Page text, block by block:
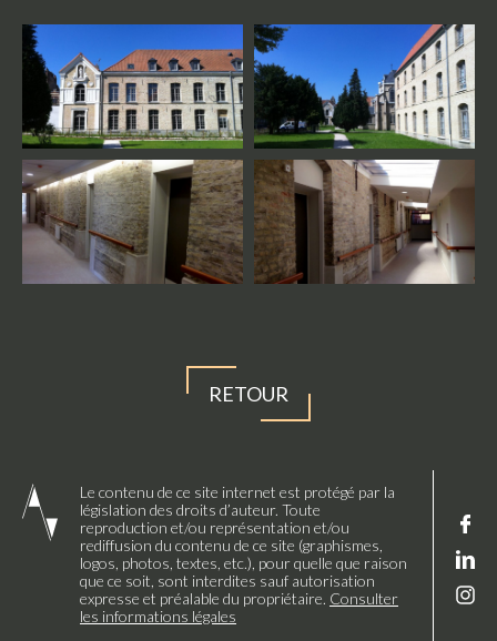
RETOUR
Le contenu de ce site internet est protégé par la
législation des droits d’auteur. Toute
reproduction et/ou représentation et/ou
rediffusion du contenu de ce site (graphismes,
logos, photos, textes, etc.), pour quelle que raison
que ce soit, sont interdites sauf autorisation
expresse et préalable du propriétaire. Consulter
les informations légales